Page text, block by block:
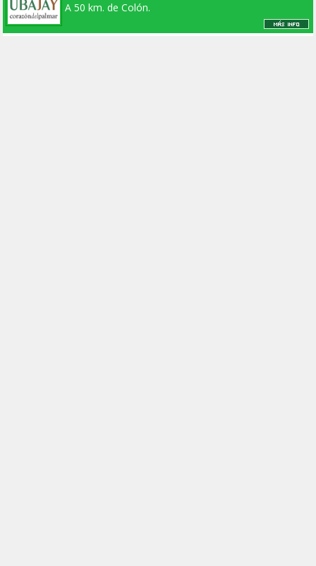
A 50 km. de Colón.